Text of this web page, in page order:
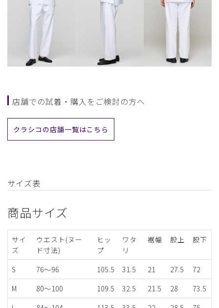
店舗での試着・購入をご検討の方へ
クラシコの店舗一覧はこちら
サイズ表
商品サイズ
サイ
ズ
ウエスト(ヌー
ド寸法)
ヒッ
プ
ワタ
リ
裾幅 股上 股下
S 76～96 105.5 31.5 21 27.5
72
M
80～100 109.5 32.5 21.5 28
73.5